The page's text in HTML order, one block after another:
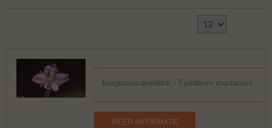
Bergbasterdwederik - Epilobium montanum
MEER INFORMATIE